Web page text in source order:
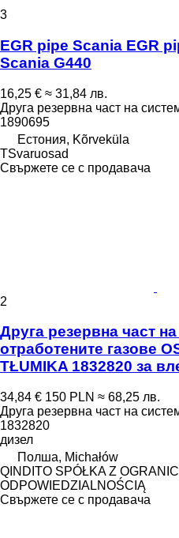
3
EGR pipe Scania EGR
Scania G440
16,25 € ≈ 31,84 лв.
Друга резервна част на
1890695
Естония, Kõrveküla
TSvaruosad
Свържете се с продавача
2
Друга резервна част
отработените газове
TŁUMIKA 1832820 за
34,84 € 150 PLN ≈ 68,25 лв.
Друга резервна част на
1832820
дизел
Полша, Michałów
QINDITO SPÓŁKA Z
ODPOWIEDZIALNOŚCIĄ
Свържете се с продавача